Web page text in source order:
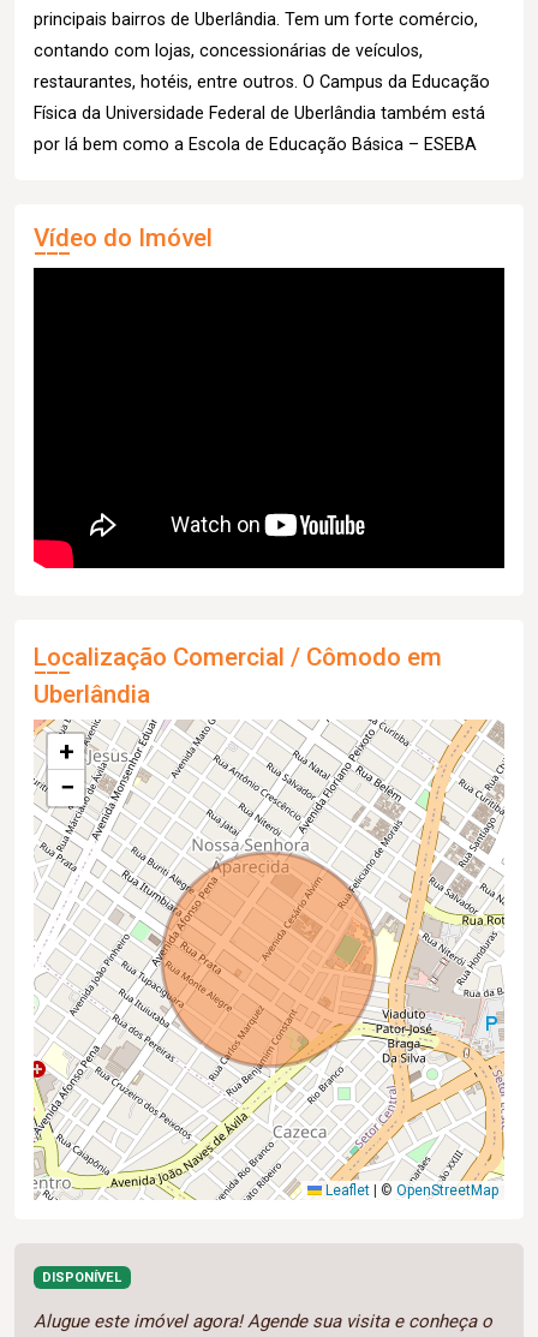
principais bairros de Uberlândia. Tem um forte comércio,
contando com lojas, concessionárias de veículos,
restaurantes, hotéis, entre outros. O Campus da Educação
Física da Universidade Federal de Uberlândia também está
por lá bem como a Escola de Educação Básica – ESEBA
Vídeo do Imóvel
Localização Comercial / Cômodo em
Uberlândia
+
−
Leaflet | © OpenStreetMap
DISPONÍVEL
Alugue este imóvel agora! Agende sua visita e conheça o